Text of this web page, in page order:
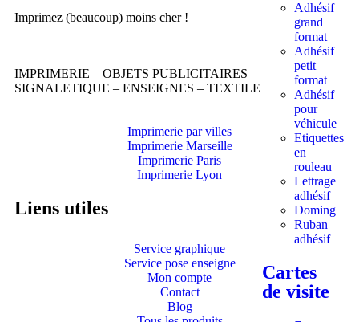
Adhésif
grand
format
Adhésif
petit
format
Adhésif
pour
véhicule
Etiquettes
en
rouleau
Lettrage
adhésif
Doming
Ruban
adhésif
Cartes
de visite
Imprimez (beaucoup) moins cher !
IMPRIMERIE – OBJETS PUBLICITAIRES –
SIGNALETIQUE – ENSEIGNES – TEXTILE
Imprimerie par villes
Imprimerie Marseille
Imprimerie Paris
Imprimerie Lyon
Liens utiles
Service graphique
Service pose enseigne
Mon compte
Contact
Blog